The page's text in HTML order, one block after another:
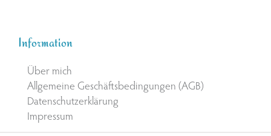
Information
Über mich
Allgemeine Geschäftsbedingungen (AGB)
Datenschutzerklärung
Impressum